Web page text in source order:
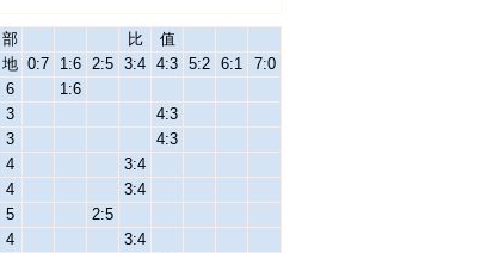
部 比
值
地 0:7 1:6 2:5 3:4 4:3 5:2 6:1
7:0
6
1:6
3
4:3
3
4:3
4
3:4
4
3:4
5
2:5
4
3:4